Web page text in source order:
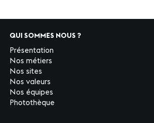
QUI SOMMES NOUS ?
Présentation
Nos métiers
Nos sites
Nos valeurs
Nos équipes
Photothèque